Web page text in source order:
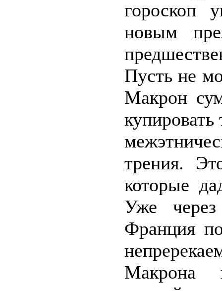
гороскоп
новым
Пусть не
Макрон
купировать
трения.
которые
Уже
Франция
Макрона